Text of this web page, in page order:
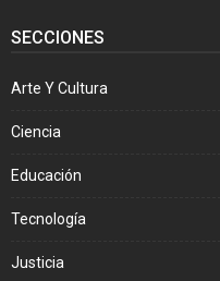
SECCIONES
Arte Y Cultura
Ciencia
Educación
Tecnología
Justicia